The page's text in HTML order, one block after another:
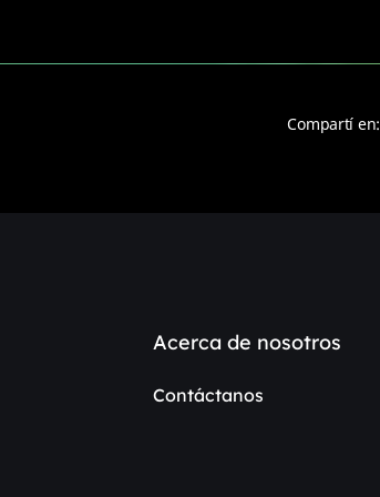
Compartí en:
Acerca de nosotros
Contáctanos